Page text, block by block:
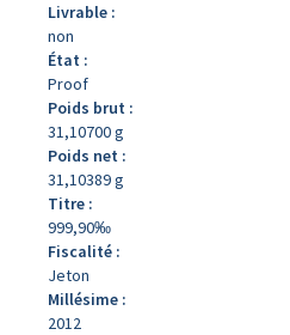
Livrable :
non
État :
Proof
Poids brut :
31,10700 g
Poids net :
31,10389 g
Titre :
999,90‰
Fiscalité :
Jeton
Millésime :
2012